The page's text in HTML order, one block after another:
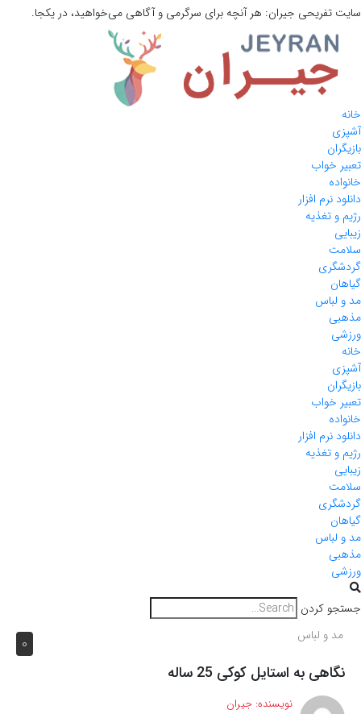
سایت تفریحی جیران: هر آنچه برای سرگرمی و آگاهی می‌خواهید، در یکجا.
خانه
آشپزی
بازیگران
تعبیر خواب
خانواده
دانلود نرم افزار
رژیم و تغذیه
زیبایی
سلامت
گردشگری
گیاهان
مد و لباس
مذهبی
ورزشی
خانه
آشپزی
بازیگران
تعبیر خواب
خانواده
دانلود نرم افزار
رژیم و تغذیه
زیبایی
سلامت
گردشگری
گیاهان
مد و لباس
مذهبی
ورزشی
جستجو کردن
0 مد و لباس
نگاهی به استایل کوکی 25 ساله
نویسنده: جیران